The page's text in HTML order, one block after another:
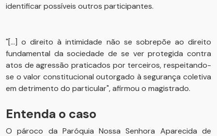
identificar possíveis outros participantes.
"[...] o direito à intimidade não se sobrepõe ao direito
fundamental da sociedade de se ver protegida contra
atos de agressão praticados por terceiros, respeitando-
se o valor constitucional outorgado à segurança coletiva
em detrimento do particular", afirmou o magistrado.
Entenda o caso
O pároco da Paróquia Nossa Senhora Aparecida de